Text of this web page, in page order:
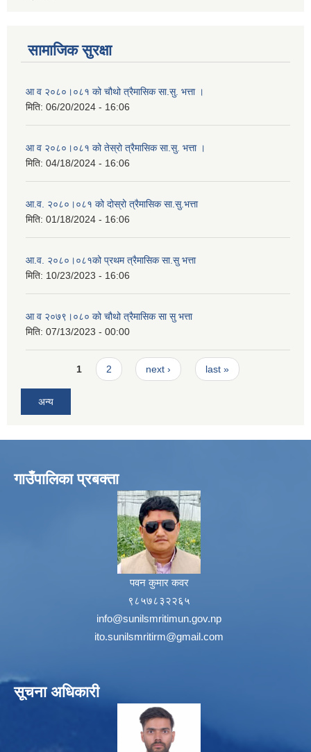
सामाजिक सुरक्षा
आ व २०८०।०८१ को चौथो त्रैमासिक सा.सु. भत्ता ।
मिति: 06/20/2024 - 16:06
आ व २०८०।०८१ को तेस्रो त्रैमासिक सा.सु. भत्ता ।
मिति: 04/18/2024 - 16:06
आ.व. २०८०।०८१ को दोस्रो त्रैमासिक सा.सु.भत्ता
मिति: 01/18/2024 - 16:06
आ.व. २०८०।०८१को प्रथम त्रैमासिक सा.सु भत्ता
मिति: 10/23/2023 - 16:06
आ व २०७९।०८० को चौथो त्रैमासिक सा सु भत्ता
मिति: 07/13/2023 - 00:00
Pages1 2 next › last »
अन्य
गाउँपालिका प्रबक्ता
पवन कुमार कवर
९८५७८३२२६५
info@sunilsmritimun.gov.np
ito.sunilsmritirm@gmail.com
सूचना अधिकारी